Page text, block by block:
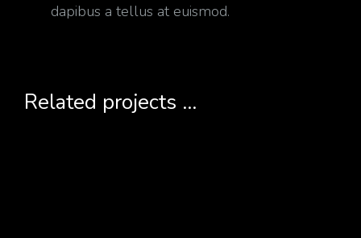
dapibus a tellus at euismod.
Related projects ...